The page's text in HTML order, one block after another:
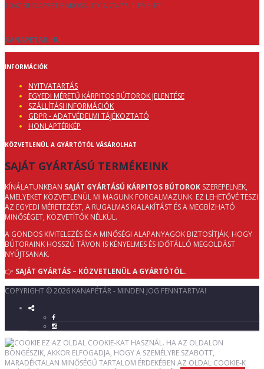
1047 BUDAPEST BAROSS UTCA 75-77. 1 EMELET
KANAPETAR.HU
INFORMÁCIÓK
NYITVATARTÁS
EGYEDI MÉRETŰ KÁRPITOS BÚTOROK JELENTÉSE
SZÁLLÍTÁSI INFORMÁCIÓK
GDPR - ADATVÉDELMI TÁJÉKOZTATÓ
HONLAPTÉRKÉP
KÖZVETLENÜL A GYÁRTÓTÓL VÁSÁROLHAT
SAJÁT GYÁRTÁSÚ TERMÉKEINK
KÍNÁLATUNKBAN SAJÁT GYÁRTÁSÚ KÁRPITOS BÚTOROK SZEREPELNEK,
AMELYEKET KÖZVETLENÜL MI MAGUNK FORGALMAZUNK. EZ LEHETŐVÉ TESZI
AZ EGYEDI MÉRETEZÉST, A RUGALMAS KIALAKÍTÁST ÉS A MEGBÍZHATÓ
MINŐSÉGET, KÖZVETÍTŐK NÉLKÜL.
A GONDOS KIVITELEZÉS ÉS A MINŐSÉGI ALAPANYAGOK BIZTOSÍTJÁK, HOGY
BÚTORAINK HOSSZÚ TÁVON IS KÉNYELMES ÉS IDŐTÁLLÓ MEGOLDÁST
NYÚJTSANAK.
👉 SAJÁT GYÁRTÁS – KÖZVETLENÜL A GYÁRTÓTÓL.
COPYRIGHT © 2026 KANAPÉTÁR - MINDEN JOG FENNTARTVA!
EZ AZ OLDAL COOKIE-KAT HASZNÁL. HA AZ OLDALON
BÖNGÉSZIK, AKKOR ELFOGADJA, HOGY A SZEMÉLYRE SZABOTT,
MARADÉKTALAN MINŐSÉGŰ TARTALOM ÉRDEKÉBEN AZ OLDAL COOKIE-K